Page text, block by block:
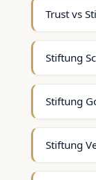
Trust vs
Stiftung
Stiftung
Stiftung